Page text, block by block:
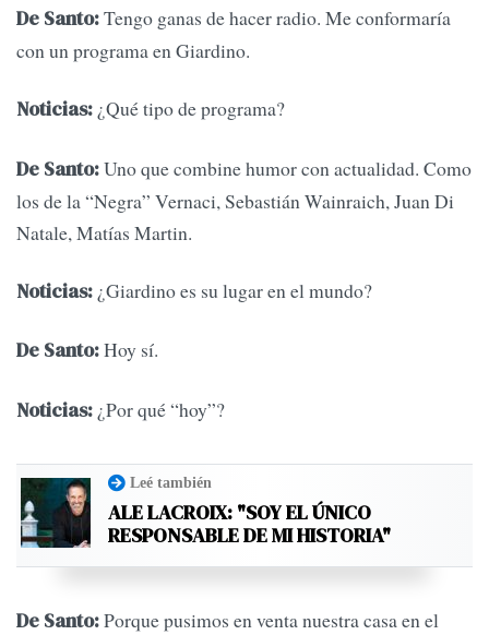
De Santo:Tengo ganas de hacer radio. Me conformaría
con un programa en Giardino.
Noticias: ¿Qué tipo de programa?
De Santo:Uno que combine humor con actualidad. Como
los de la “Negra” Vernaci, Sebastián Wainraich, Juan Di
Natale, Matías Martin.
Noticias: ¿Giardino es su lugar en el mundo?
De Santo:Hoy sí.
Noticias: ¿Por qué “hoy”?
Leé también
ALE LACROIX: "SOY EL ÚNICO
RESPONSABLE DE MI HISTORIA"
De Santo:Porque pusimos en venta nuestra casa en el